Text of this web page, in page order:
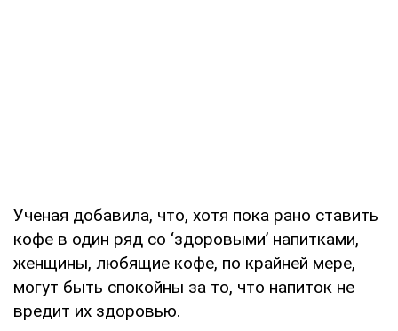
Ученая добавила, что, хотя пока рано ставить
кофе в один ряд со ‘здоровыми’ напитками,
женщины, любящие кофе, по крайней мере,
могут быть спокойны за то, что напиток не
вредит их здоровью.